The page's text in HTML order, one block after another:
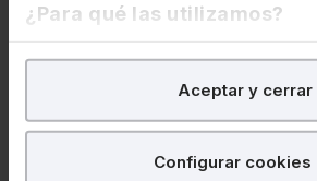
¿Para qué las utilizamos?
En Lefebvre utilizamos las cookies
para tratar demejorar
nuestra página web. También con
Aceptar y cerrar
Configurar cookies
Prohibición de despedir
Oriente Medio
Se prorroga la prohibición de
percepción de ayudas directas del
consecuencias de su incumplimiento.